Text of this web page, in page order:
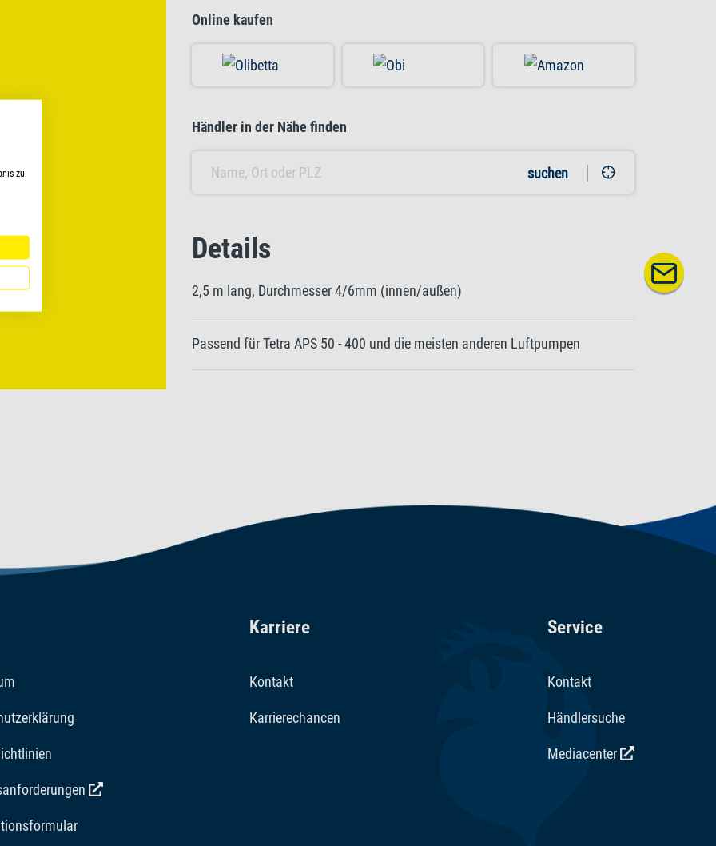
Online kaufen
Händler in der Nähe finden
suchen
Details
2,5 m lang, Durchmesser 4/6mm (innen/außen)
Passend für Tetra APS 50 - 400 und die meisten anderen Luftpumpen
Karriere
Kontakt
Karrierechancen
Service
Kontakt
Händlersuche
Mediacenter
zu